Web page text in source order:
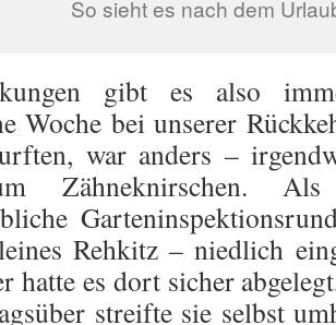
So sieht es nach dem
gibt es also
Woche bei unserer
war anders –
Zähneknirschen.
Rehkitz – niedlich
hatte es dort sicher
streifte sie selbst